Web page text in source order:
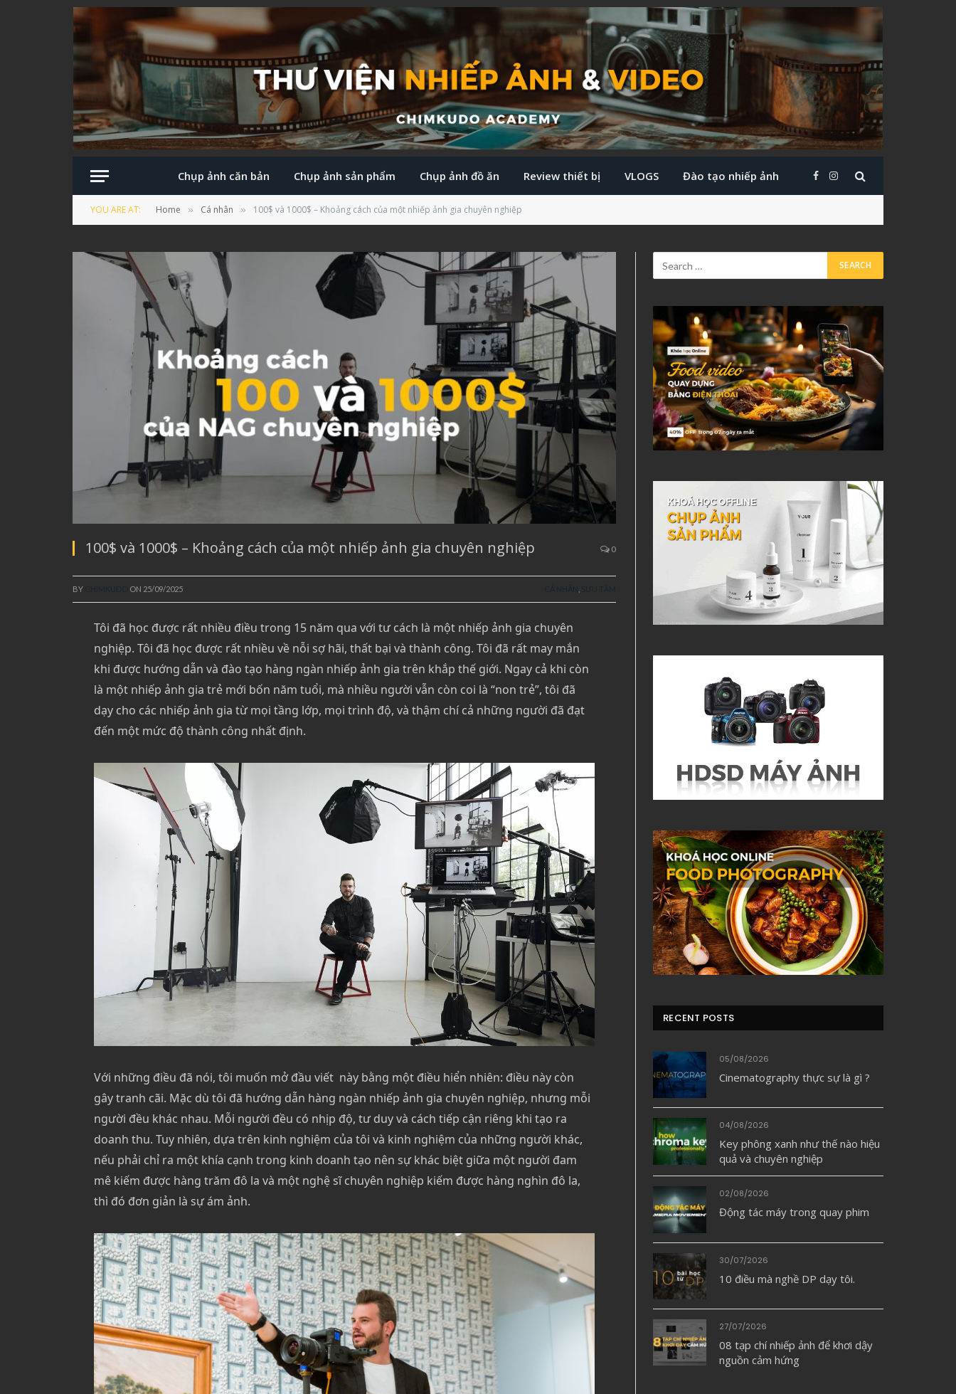
Chụp ảnh căn bản Chụp ảnh sản phẩm Chụp ảnh đồ ăn Review thiết bị VLOGS Đào tạo nhiếp ảnh Facebook
Instagram
YOU ARE AT: Home » Cá nhân » 100$ và 1000$ – Khoảng cách của một nhiếp ảnh gia chuyên nghiệp
100$ và 1000$ – Khoảng cách của một nhiếp ảnh gia chuyên nghiệp 0
BY ON 25/09/2025
Tôi đã học được rất nhiều điều trong 15 năm qua với tư cách là một nhiếp ảnh gia chuyên
nghiệp. Tôi đã học được rất nhiều về nỗi sợ hãi, thất bại và thành công. Tôi đã rất may mắn
khi được hướng dẫn và đào tạo hàng ngàn nhiếp ảnh gia trên khắp thế giới. Ngay cả khi còn
là một nhiếp ảnh gia trẻ mới bốn năm tuổi, mà nhiều người vẫn còn coi là “non trẻ”, tôi đã
dạy cho các nhiếp ảnh gia từ mọi tầng lớp, mọi trình độ, và thậm chí cả những người đã đạt
đến một mức độ thành công nhất định.
Với những điều đã nói, tôi muốn mở đầu viết này bằng một điều hiển nhiên: điều này còn
gây tranh cãi. Mặc dù tôi đã hướng dẫn hàng ngàn nhiếp ảnh gia chuyên nghiệp, nhưng mỗi
người đều khác nhau. Mỗi người đều có nhịp độ, tư duy và cách tiếp cận riêng khi tạo ra
doanh thu. Tuy nhiên, dựa trên kinh nghiệm của tôi và kinh nghiệm của những người khác,
nếu phải chỉ ra một khía cạnh trong kinh doanh tạo nên sự khác biệt giữa một người đam
mê kiếm được hàng trăm đô la và một nghệ sĩ chuyên nghiệp kiếm được hàng nghìn đô la,
thì đó đơn giản là sự ám ảnh.
RECENT POSTS
05/08/2026
Cinematography thực sự là gì ?
04/08/2026
Key phông xanh như thế nào hiệu
quả và chuyên nghiệp
02/08/2026
Động tác máy trong quay phim
30/07/2026
10 điều mà nghề DP dạy tôi.
27/07/2026
08 tạp chí nhiếp ảnh để khơi dậy
nguồn cảm hứng